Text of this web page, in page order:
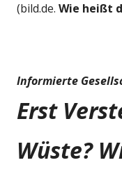
(bild.de. Wie heißt
Informierte
Erst
Wüste?